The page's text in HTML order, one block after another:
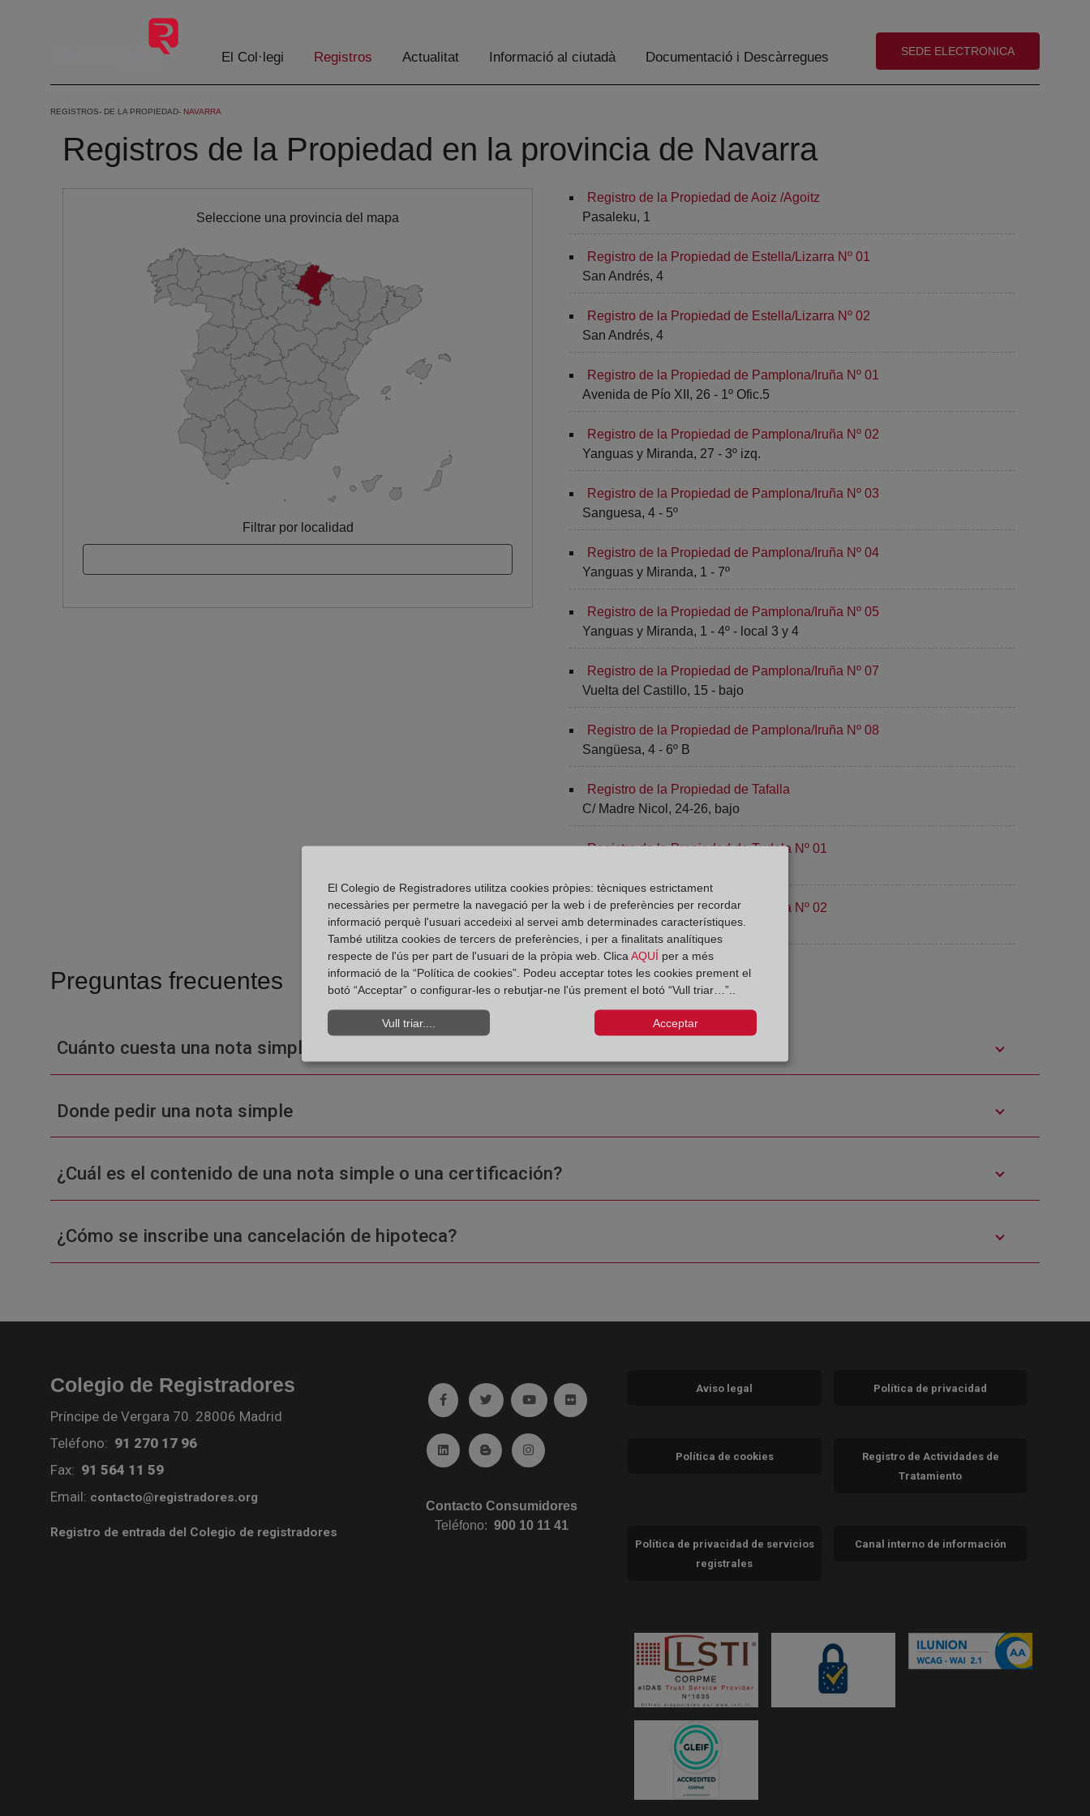
Salta al contingut principal
El Col·legi Registros Actualitat Informació al ciutadà Documentació i Descàrregues (abre en nueva ventana)
SEDE ELECTRONICA
REGISTROS DE LA PROPIEDAD NAVARRA
Registros de la Propiedad en la provincia de Navarra
Seleccione una provincia del mapa
Filtrar por localidad
Registro de la Propiedad de Aoiz /Agoitz
Pasaleku, 1
Registro de la Propiedad de Estella/Lizarra Nº 01
San Andrés, 4
Registro de la Propiedad de Estella/Lizarra Nº 02
San Andrés, 4
Registro de la Propiedad de Pamplona/Iruña Nº 01
Avenida de Pío XII, 26 - 1º Ofic.5
Registro de la Propiedad de Pamplona/Iruña Nº 02
Yanguas y Miranda, 27 - 3º izq.
Registro de la Propiedad de Pamplona/Iruña Nº 03
Sanguesa, 4 - 5º
Registro de la Propiedad de Pamplona/Iruña Nº 04
Yanguas y Miranda, 1 - 7º
Registro de la Propiedad de Pamplona/Iruña Nº 05
Yanguas y Miranda, 1 - 4º - local 3 y 4
Registro de la Propiedad de Pamplona/Iruña Nº 07
Vuelta del Castillo, 15 - bajo
Registro de la Propiedad de Pamplona/Iruña Nº 08
Sangüesa, 4 - 6º B
Registro de la Propiedad de Tafalla
C/ Madre Nicol, 24-26, bajo
Registro de la Propiedad de Tudela Nº 01
Registro de la Propiedad de Tudela Nº 02
Frauca, 3
Preguntas frecuentes
Cuánto cuesta una nota simple en un Registro de la Propiedad
Donde pedir una nota simple
¿Cuál es el contenido de una nota simple o una certificación?
¿Cómo se inscribe una cancelación de hipoteca?
Colegio de Registradores
Príncipe de Vergara 70. 28006 Madrid
Teléfono: 91 270 17 96
Fax: 91 564 11 59
Email: contacto@registradores.org
Registro de entrada del Colegio de registradores
Ir a facebook (abre en ventana nueva)
Ir a twitter (abre en ventana nueva)
Ir a YouTube (abre en ventana nueva)
Ir a Flickr (abre en ventana nueva)
Ir a Linkedin (abre en ventana nueva)
Ir al Blog (abre en ventana nueva)
Ir a Instagram (abre en ventana nueva)
Contacto Consumidores
Teléfono:900 10 11 41
Aviso legal Política de privacidad
Política de cookies
Registro de Actividades de
Tratamiento
Política de privacidad de servicios
registrales
Canal interno de información
El Colegio de Registradores utilitza cookies pròpies: tècniques estrictament
necessàries per permetre la navegació per la web i de preferències per recordar
informació perquè l'usuari accedeixi al servei amb determinades característiques.
També utilitza cookies de tercers de preferències, i per a finalitats analítiques
respecte de l'ús per part de l'usuari de la pròpia web. Clica AQUÍ per a més
informació de la “Política de cookies”. Podeu acceptar totes les cookies prement el
botó “Acceptar” o configurar-les o rebutjar-ne l'ús prement el botó “Vull triar…”..
Vull triar.... Acceptar